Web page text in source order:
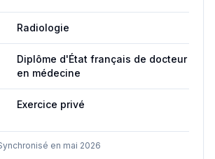
Radiologie
Diplôme d'État français de docteur
en médecine
Exercice privé
en mai 2026